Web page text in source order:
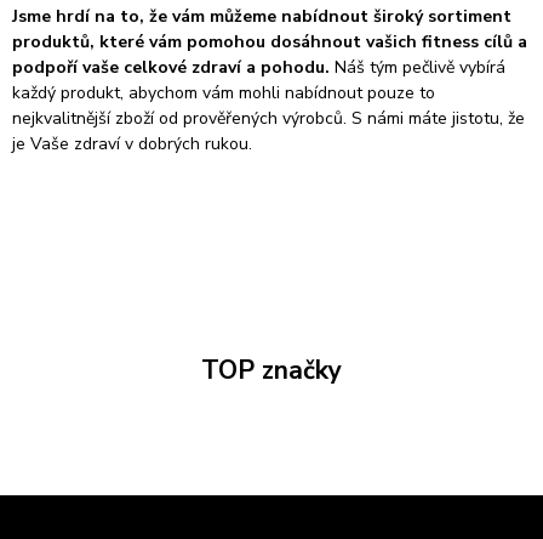
Jsme hrdí na to, že vám můžeme nabídnout široký sortiment
produktů, které vám pomohou dosáhnout vašich fitness cílů a
podpoří vaše celkové zdraví a pohodu. Náš tým pečlivě vybírá
každý produkt, abychom vám mohli nabídnout pouze to
nejkvalitnější zboží od prověřených výrobců. S námi máte jistotu, že
je Vaše zdraví v dobrých rukou.
TOP značky